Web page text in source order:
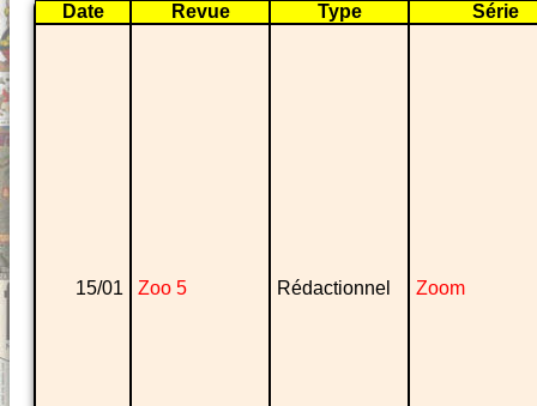
Date Revue Type Série
15/01 Zoo 5 Rédactionnel Zoom